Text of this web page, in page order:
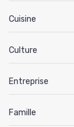
Cuisine
Culture
Entreprise
Famille